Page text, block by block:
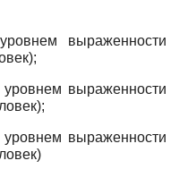
выраженности
выраженности
выраженности